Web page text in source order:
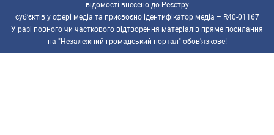
відомості внесено до Реєстру
суб’єктів у сфері медіа та присвоєно ідентифікатор медіа – R40-01167
У разі повного чи часткового відтворення матеріалів пряме посилання
на "Незалежний громадський портал" обов'язкове!